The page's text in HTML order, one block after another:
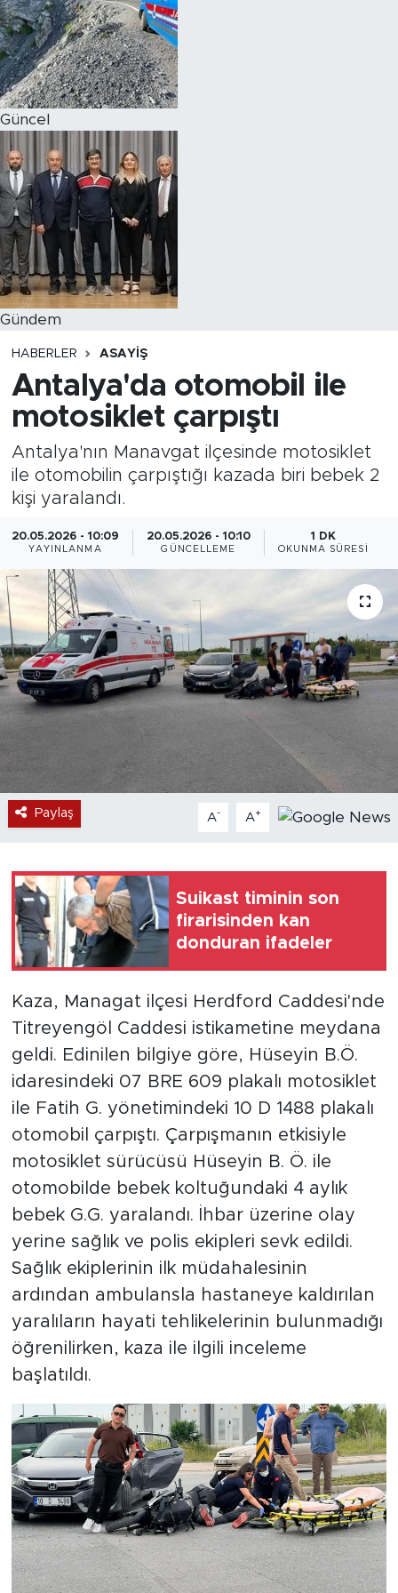
Güncel
Gündem
HABERLER ASAYIŞ
Antalya'da otomobil ile
motosiklet çarpıştı
Antalya'nın Manavgat ilçesinde motosiklet
ile otomobilin çarpıştığı kazada biri bebek 2
kişi yaralandı.
20.05.2026 - 10:09
YAYINLANMA
20.05.2026 - 10:10
GÜNCELLEME
1 DK
OKUNMA SÜRESI
Paylaş A- A+
Suikast timinin son
firarisinden kan
donduran ifadeler
Kaza, Managat ilçesi Herdford Caddesi'nde
Titreyengöl Caddesi istikametine meydana
geldi. Edinilen bilgiye göre, Hüseyin B.Ö.
idaresindeki 07 BRE 609 plakalı motosiklet
ile Fatih G. yönetimindeki 10 D 1488 plakalı
otomobil çarpıştı. Çarpışmanın etkisiyle
motosiklet sürücüsü Hüseyin B. Ö. ile
otomobilde bebek koltuğundaki 4 aylık
bebek G.G. yaralandı. İhbar üzerine olay
yerine sağlık ve polis ekipleri sevk edildi.
Sağlık ekiplerinin ilk müdahalesinin
ardından ambulansla hastaneye kaldırılan
yaralıların hayati tehlikelerinin bulunmadığı
öğrenilirken, kaza ile ilgili inceleme
başlatıldı.
Magazin
Özel Haber
Politika
Resmi İlanlar
Sağlık
Spor
Turizm